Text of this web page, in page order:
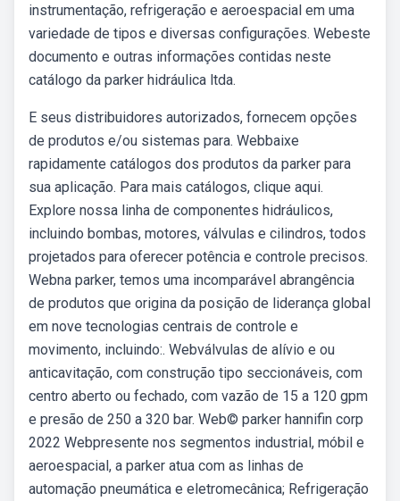
instrumentação, refrigeração e aeroespacial em uma
variedade de tipos e diversas configurações. Webeste
documento e outras informações contidas neste
catálogo da parker hidráulica ltda.
E seus distribuidores autorizados, fornecem opções
de produtos e/ou sistemas para. Webbaixe
rapidamente catálogos dos produtos da parker para
sua aplicação. Para mais catálogos, clique aqui.
Explore nossa linha de componentes hidráulicos,
incluindo bombas, motores, válvulas e cilindros, todos
projetados para oferecer potência e controle precisos.
Webna parker, temos uma incomparável abrangência
de produtos que origina da posição de liderança global
em nove tecnologias centrais de controle e
movimento, incluindo:. Webválvulas de alívio e ou
anticavitação, com construção tipo seccionáveis, com
centro aberto ou fechado, com vazão de 15 a 120 gpm
e presão de 250 a 320 bar. Web© parker hannifin corp
2022 Webpresente nos segmentos industrial, móbil e
aeroespacial, a parker atua com as linhas de
automação pneumática e eletromecânica; Refrigeração